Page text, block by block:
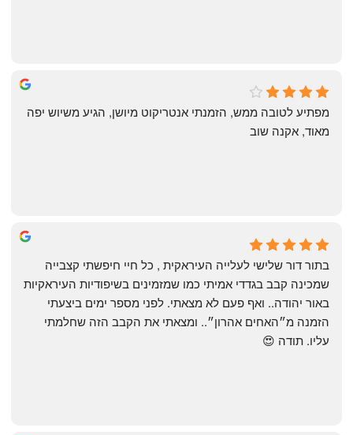
michal gottfried
4 months ago
שי
4 months ago
מאוד, אקנה שוב
עליו. תודה 😍